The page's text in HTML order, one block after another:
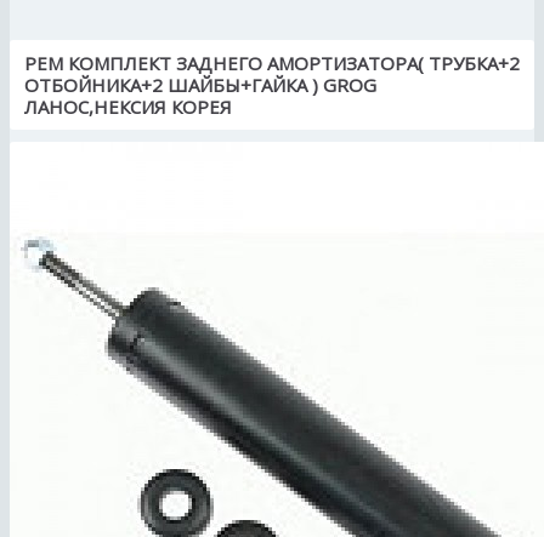
РЕМ КОМПЛЕКТ ЗАДНЕГО АМОРТИЗАТОРА( ТРУБКА+2
ОТБОЙНИКА+2 ШАЙБЫ+ГАЙКА ) GROG
ЛАНОС,НЕКСИЯ КОРЕЯ